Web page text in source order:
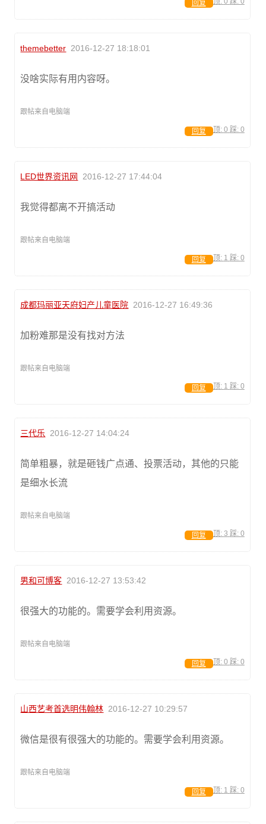
回复
themebetter 2016-12-27 18:18:01
没啥实际有用内容呀。
跟帖来自电脑端
顶: 0 踩: 0
回复
LED世界资讯网 2016-12-27 17:44:04
我觉得都离不开搞活动
跟帖来自电脑端
顶: 1 踩: 0
回复
成都玛丽亚天府妇产儿童医院 2016-12-27 16:49:36
加粉难那是没有找对方法
跟帖来自电脑端
顶: 1 踩: 0
回复
三代乐 2016-12-27 14:04:24
简单粗暴，就是砸钱广点通、投票活动，其他的只能
是细水长流
跟帖来自电脑端
顶: 3 踩: 0
回复
男和可博客 2016-12-27 13:53:42
很强大的功能的。需要学会利用资源。
跟帖来自电脑端
顶: 0 踩: 0
回复
山西艺考首选明伟翰林 2016-12-27 10:29:57
微信是很有很强大的功能的。需要学会利用资源。
跟帖来自电脑端
顶: 1 踩: 0
回复